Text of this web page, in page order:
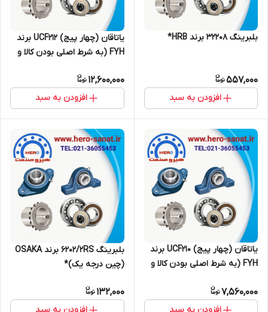
بلبرینگ 32208 برند HRB*
557,000
افزودن به سبد
یاتاقان (چهار پیج) UCF212 برند
FYH (به شرط اصلی بودن کالا و
12,600,000
افزودن به سبد
یاتاقان (چهار پیج) UCF210 برند
FYH (به شرط اصلی بودن کالا و
7,560,000
بلبرینگ 6202/2RS برند OSAKA
(چین درجه یک)*
132,000